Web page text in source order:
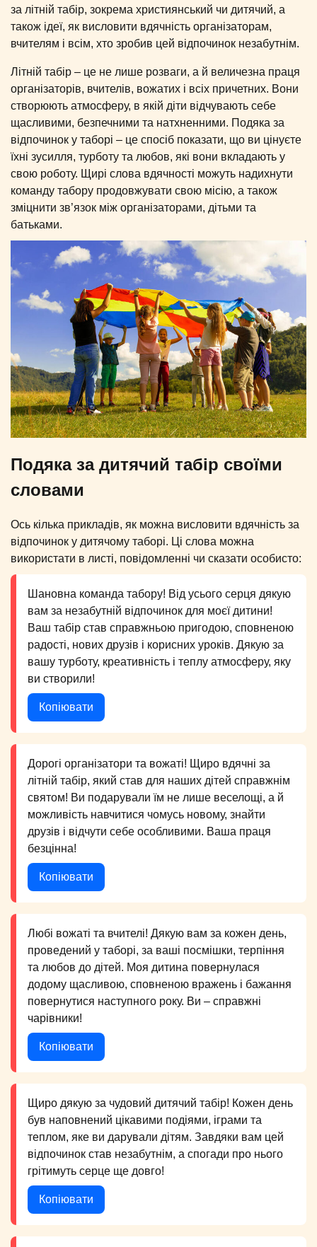
за літній табір, зокрема християнський чи дитячий, а
також ідеї, як висловити вдячність організаторам,
вчителям і всім, хто зробив цей відпочинок незабутнім.
Літній табір – це не лише розваги, а й величезна праця
організаторів, вчителів, вожатих і всіх причетних. Вони
створюють атмосферу, в якій діти відчувають себе
щасливими, безпечними та натхненними. Подяка за
відпочинок у таборі – це спосіб показати, що ви цінуєте
їхні зусилля, турботу та любов, які вони вкладають у
свою роботу. Щирі слова вдячності можуть надихнути
команду табору продовжувати свою місію, а також
зміцнити зв’язок між організаторами, дітьми та
батьками.
Подяка за дитячий табір своїми
словами
Ось кілька прикладів, як можна висловити вдячність за
відпочинок у дитячому таборі. Ці слова можна
використати в листі, повідомленні чи сказати особисто:
Шановна команда табору! Від усього серця дякую
вам за незабутній відпочинок для моєї дитини!
Ваш табір став справжньою пригодою, сповненою
радості, нових друзів і корисних уроків. Дякую за
вашу турботу, креативність і теплу атмосферу, яку
ви створили!
Копіювати
Дорогі організатори та вожаті! Щиро вдячні за
літній табір, який став для наших дітей справжнім
святом! Ви подарували їм не лише веселощі, а й
можливість навчитися чомусь новому, знайти
друзів і відчути себе особливими. Ваша праця
безцінна!
Копіювати
Любі вожаті та вчителі! Дякую вам за кожен день,
проведений у таборі, за ваші посмішки, терпіння
та любов до дітей. Моя дитина повернулася
додому щасливою, сповненою вражень і бажання
повернутися наступного року. Ви – справжні
чарівники!
Копіювати
Щиро дякую за чудовий дитячий табір! Кожен день
був наповнений цікавими подіями, іграми та
теплом, яке ви дарували дітям. Завдяки вам цей
відпочинок став незабутнім, а спогади про нього
грітимуть серце ще довго!
Копіювати